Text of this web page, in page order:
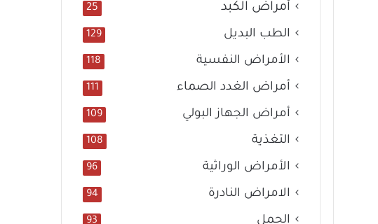
أمراض الكبد 25
الطب البديل 129
الأمراض النفسية 118
أمراض الغدد الصماء 111
أمراض الجهاز البولي 109
التغذية 108
الأمراض الوراثية 96
الامراض النادرة 94
الحمل 93